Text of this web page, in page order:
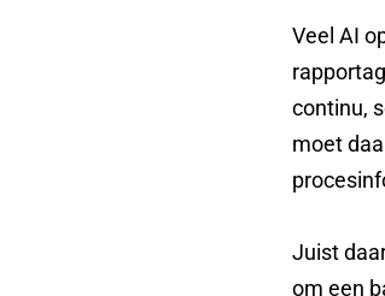
Veel AI
continu,
moet
Juist
om een